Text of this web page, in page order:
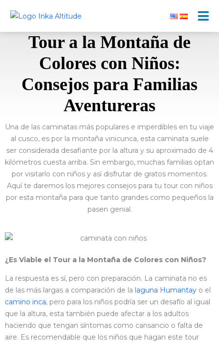
Tour a la Montaña de
Colores con Niños:
Consejos para Familias
Aventureras
Una de las caminatas más populares e imperdibles en tu viaje
al cusco, es por la montaña vinicunca, esta caminata suele
ser considerada desafiante por la altura y su aproximado de 4
kilómetros cuesta arriba. Sin embargo, muchas familias optan
por visitarlo con niños y así disfrutar de gratos momentos.
Aquí te daremos los mejores consejos para tu tour con niños
por esta montaña para que tanto grandes como pequeños la
pasen genial.
¿Es Viable el Tour a la Montaña de Colores con Niños?
La respuesta es sí, pero con preparación. La caminata no es
de las más largas a comparación de la laguna Humantay o el
camino inca, pero para los niños podría ser un desafío al igual
que la altura, esta también puede afectar a los adultos
haciendo que tengan síntomas como cansancio o falta de
aire. Es recomendable que los niños que hagan este tour